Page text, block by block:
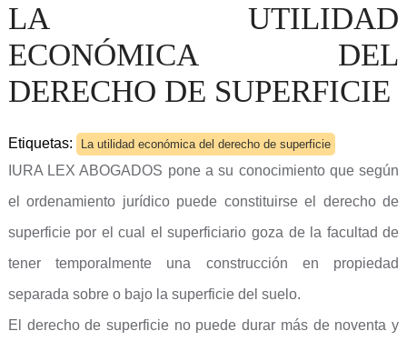
LA UTILIDAD
ECONÓMICA DEL
DERECHO DE SUPERFICIE
Etiquetas: La utilidad económica del derecho de superficie
IURA LEX ABOGADOS pone a su conocimiento que según
el ordenamiento jurídico puede constituirse el derecho de
superficie por el cual el superficiario goza de la facultad de
tener temporalmente una construcción en propiedad
separada sobre o bajo la superficie del suelo.
El derecho de superficie no puede durar más de noventa y